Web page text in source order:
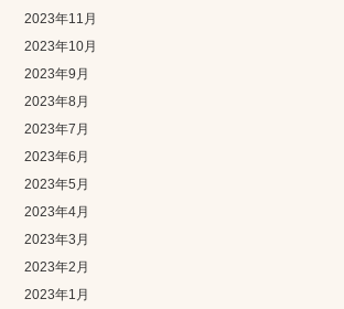
2023年11月
2023年10月
2023年9月
2023年8月
2023年7月
2023年6月
2023年5月
2023年4月
2023年3月
2023年2月
2023年1月